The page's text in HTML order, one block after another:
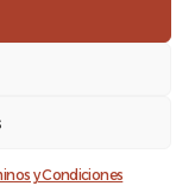
y Condiciones